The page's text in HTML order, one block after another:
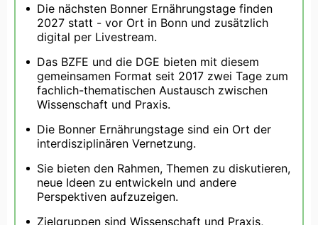
Die nächsten Bonner Ernährungstage finden
2027 statt - vor Ort in Bonn und zusätzlich
digital per Livestream.
Das BZFE und die DGE bieten mit diesem
gemeinsamen Format seit 2017 zwei Tage zum
fachlich-thematischen Austausch zwischen
Wissenschaft und Praxis.
Die Bonner Ernährungstage sind ein Ort der
interdisziplinären Vernetzung.
Sie bieten den Rahmen, Themen zu diskutieren,
neue Ideen zu entwickeln und andere
Perspektiven aufzuzeigen.
Zielgruppen sind Wissenschaft und Praxis,